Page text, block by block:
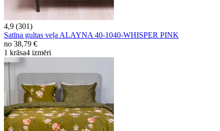
4,9 (301)
Satīna gultas veļa ALAYNA 40-1040-WHISPER PINK
no 38,79 €
1 krāsa4 izmēri